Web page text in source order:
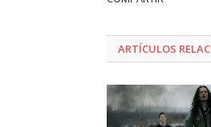
ARTÍCULOS